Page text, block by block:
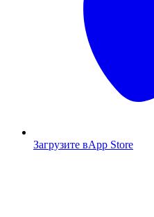
Загрузите вApp Store